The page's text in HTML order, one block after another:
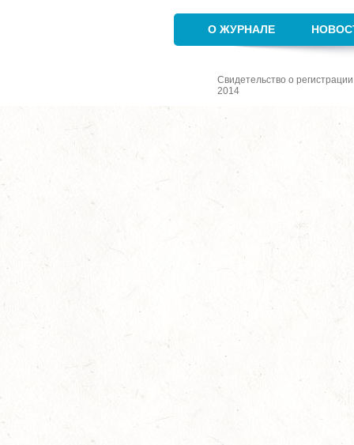
О ЖУРНАЛЕ
Свидетельство о
2014